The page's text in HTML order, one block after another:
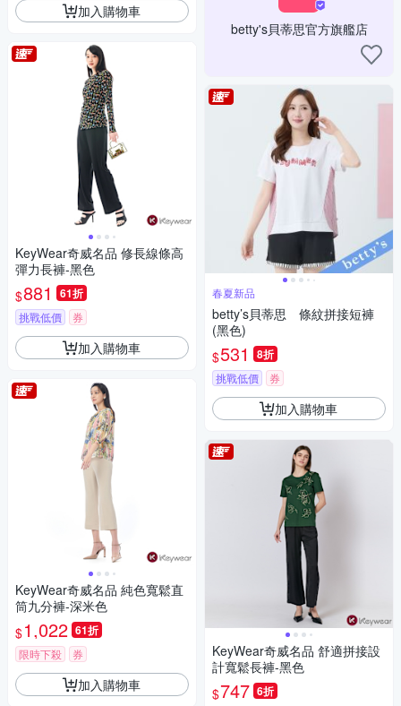
加入購物車
KeyWear奇威名品 修長線條高
彈力長褲-黑色
$881 61折
挑戰低價 券
加入購物車
KeyWear奇威名品 純色寬鬆直
筒九分褲-深米色
$1,022 61折
限時下殺 券
加入購物車
betty's貝蒂思官方旗艦店
春夏新品
betty’s貝蒂思 條紋拼接短褲
(黑色)
$531 8折
挑戰低價 券
加入購物車
KeyWear奇威名品 舒適拼接設
計寬鬆長褲-黑色
$747 6折